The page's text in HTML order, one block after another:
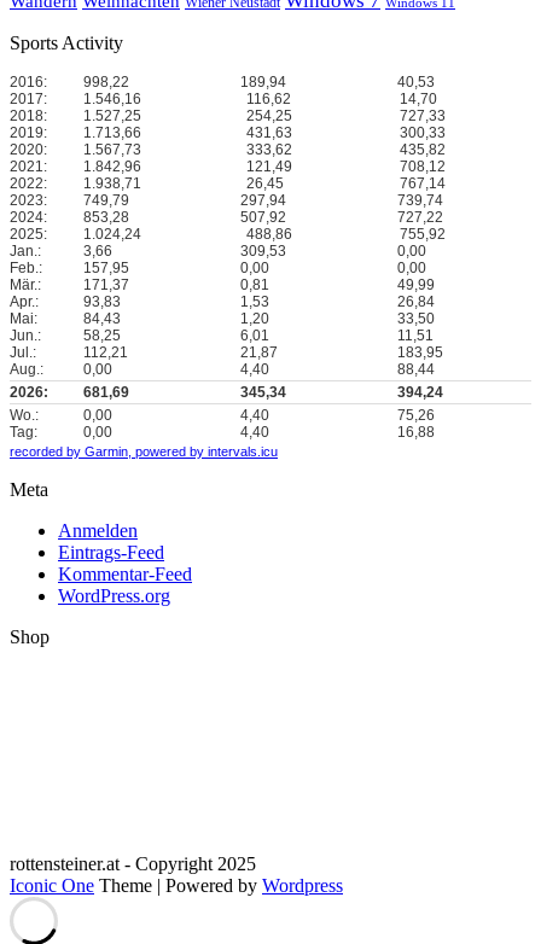
Wiener Neustadt Windows 11
Sports Activity
2016: 998,22 189,94
40,53
2017:
1.546,16 116,62
14,70
2018:
1.527,25 254,25
727,33
2019:
1.713,66 431,63
300,33
2020:
1.567,73 333,62
435,82
2021:
1.842,96 121,49
708,12
2022:
1.938,71 26,45
767,14
2023:
749,79 297,94
739,74
2024:
853,28 507,92
727,22
2025:
1.024,24 488,86
755,92
Jan.:
3,66 309,53
0,00
Feb.:
157,95 0,00
0,00
Mär.:
171,37 0,81
49,99
Apr.:
93,83 1,53
26,84
Mai:
84,43 1,20
33,50
Jun.:
58,25 6,01
11,51
Jul.:
112,21 21,87
183,95
Aug.:
0,00 4,40
88,44
2026:
681,69 345,34
394,24
Wo.:
0,00 4,40
75,26
Tag:
0,00 4,40 16,88
recorded by Garmin, powered by intervals.icu
Meta
Anmelden
Eintrags-Feed
Kommentar-Feed
WordPress.org
Shop
rottensteiner.at - Copyright 2025
Iconic One Theme | Powered by Wordpress